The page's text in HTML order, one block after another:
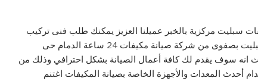
سبليت مركزية بالخبر عميلنا العزيز يمكنك طلب فنى تركيب
مكيفات سبليت بصفوى من شركة صيانة مكيفات 24 ساعة الدمام حى
انه سوف يقدم لك كافة أعمال الصيانة بشكل احترافي وذلك من
أحدث المعدات والأجهزة الخاصة بصيانة المكيفات اغتنم